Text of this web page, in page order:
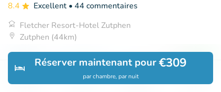
Rechercher Réservations
Réserver maintenant pour€309
par chambre, par nuit
8.4 Excellent • 44 commentaires
Fletcher Resort-Hotel Zutphen
Zutphen (44km)
Vendu : 7
€156 €145